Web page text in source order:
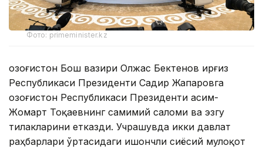
Фото: primeminister.kz
Қозоғистон Бош вазири Олжас Бектенов Қирғиз
Республикаси Президенти Садир Жапаровга
Қозоғистон Республикаси Президенти Қасим-
Жомарт Тоқаевнинг самимий саломи ва эзгу
тилакларини етказди. Учрашувда икки давлат
раҳбарлари ўртасидаги ишончли сиёсий мулоқот